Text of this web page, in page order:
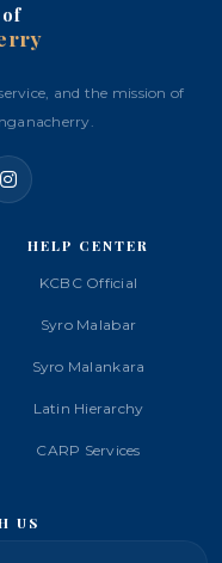
and the mission of
HELP CENTER
KCBC Official
Syro Malabar
Syro Malankara
Latin Hierarchy
CARP Services
US